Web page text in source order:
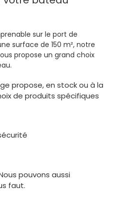
sur le port de
surface de 150 m², notre
propose un grand choix
propose, en stock ou à la
de produits spécifiques
pouvons aussi
faut.